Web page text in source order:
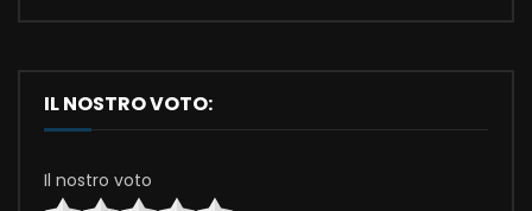
IL NOSTRO VOTO:
Il nostro voto